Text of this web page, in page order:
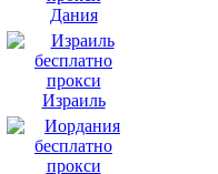
Дания
Израиль